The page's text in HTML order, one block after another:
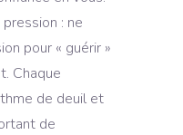
: ne
pour « guérir »
Chaque
de deuil et
de